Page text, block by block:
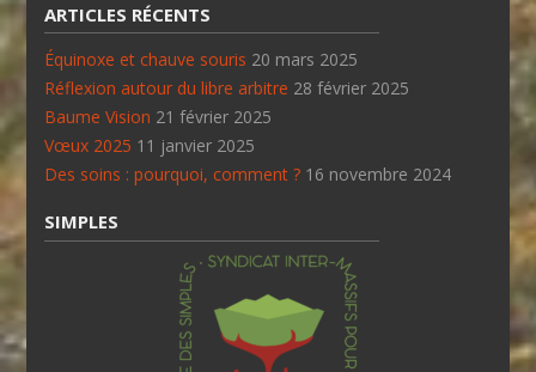
ARTICLES RÉCENTS
Équinoxe et chauve souris 20 mars 2025
Réflexion autour du libre arbitre 28 février 2025
Baume Vision 21 février 2025
Vœux 2025 11 janvier 2025
Des soins : pourquoi, comment ? 16 novembre 2024
SIMPLES